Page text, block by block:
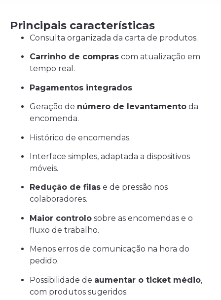
Principais características
Consulta organizada da carta de produtos.
Carrinho de compras com atualização em
tempo real.
Pagamentos integrados
Geração de número de levantamento da
encomenda.
Histórico de encomendas.
Interface simples, adaptada a dispositivos
móveis.
Redução de filas e de pressão nos
colaboradores.
Maior controlo sobre as encomendas e o
fluxo de trabalho.
Menos erros de comunicação na hora do
pedido.
Possibilidade de aumentar o ticket médio,
com produtos sugeridos.